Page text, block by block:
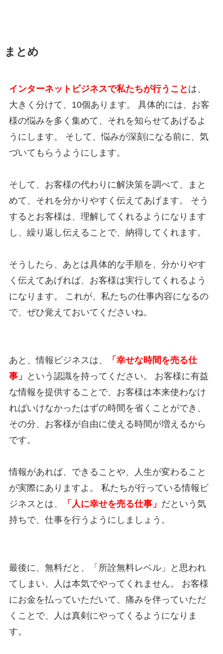
まとめ
インターネットビジネスで私たちが行うこと は、
大きく分けて、10個あります。 具体的には、お客
様の悩みを多く集めて、それを知らせてあげるよ
うにします。 そして、悩みが深刻になる前に、気
づいてもらうようにします。
そして、お客様の代わりに解決策を調べて、まと
めて、それを分かりやすく伝えてあげます。 そう
するとお客様は、理解してくれるようになります
し、繰り返し伝えることで、納得してくれます。
そうしたら、あとは具体的な手順を、分かりやす
く伝えてあげれば、お客様は実行してくれるよう
になります。 これが、私たちの仕事内容になるの
で、ぜひ覚えておいてくださいね。
あと、情報ビジネスは、
「幸せな時間を売る仕
事」
という認識を持ってください。 お客様に有益
な情報を提供することで、お客様は本来使わなけ
ればいけなかったはずの時間を省くことができ、
その分、お客様が自由に使える時間が増えるから
です。
情報があれば、できることや、人生が変わること
が実際にありますよ。 私たちが行っている情報ビ
ジネスとは、
「人に幸せを売る仕事」 だという気
持ちで、仕事を行うようにしましょう。
最後に、無料だと、「所詮無料レベル」と思われ
てしまい、人は本気でやってくれません。 お客様
にお金を払っていただいて、痛みを伴っていただ
くことで、人は真剣にやってくるようになりま
す。